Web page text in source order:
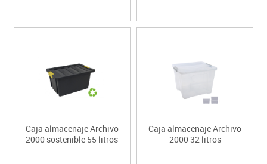
Caja almacenaje Archivo
2000 sostenible 55 litros
Caja almacenaje Archivo
2000 32 litros